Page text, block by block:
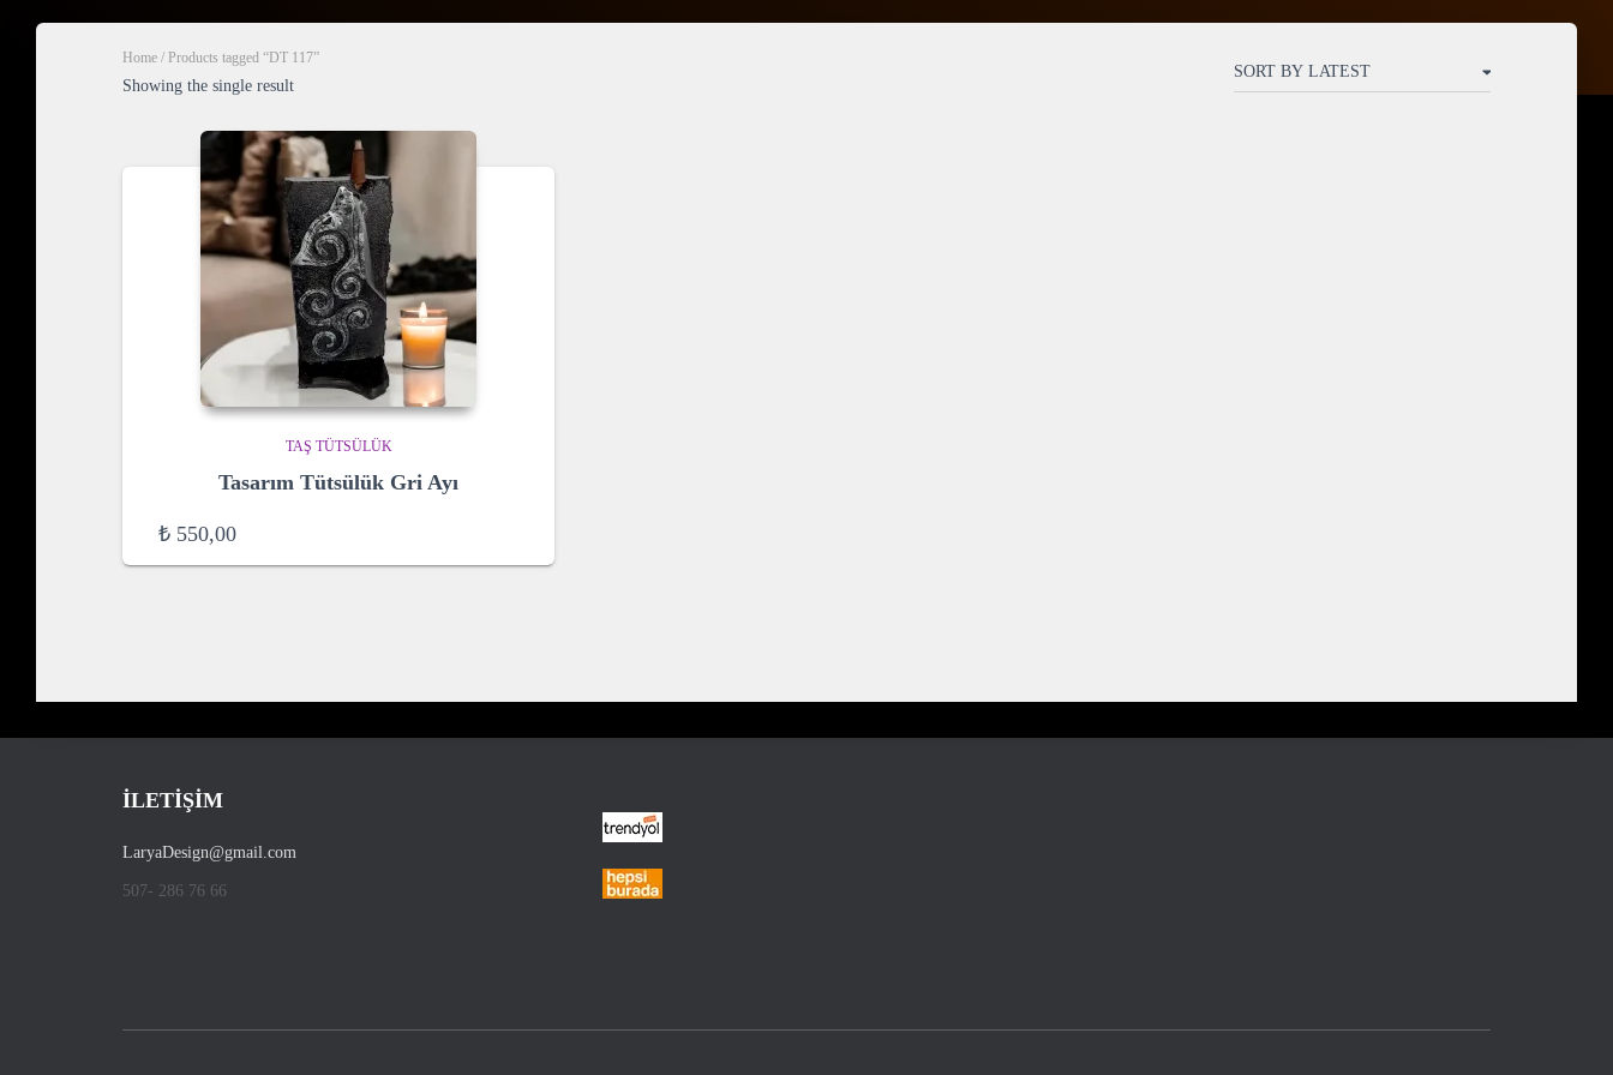
Home / Products tagged “DT 117”
Showing the single result
TAŞ TÜTSÜLÜK
Tasarım Tütsülük Gri Ayı
₺ 550,00
İLETİŞİM
LaryaDesign@gmail.com
507- 286 76 66